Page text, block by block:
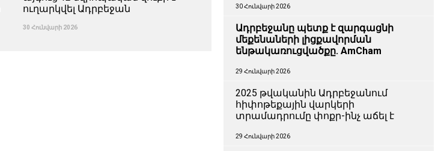
ուղարկվել Ադրբեջան
30 Հունվարի 2026
30 Հունվարի 2026
Ադրբեջանը պետք է զարգացնի
մեքենաների լիցքավորման
ենթակառուցվածքը. AmCham
29 Հունվարի 2026
2025 թվականին Ադրբեջանում
հիփոթեքային վարկերի
տրամադրումը փոքր-ինչ աճել է
29 Հունվարի 2026